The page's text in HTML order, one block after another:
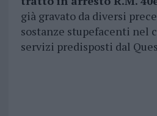
già gravato da diversi
sostanze stupefacenti nel
servizi predisposti dal